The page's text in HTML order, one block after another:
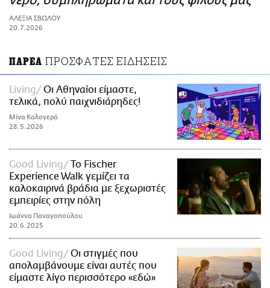
ΑΜΠΑ
PRINT
ΑΛΕΞΙΑ ΣΒΩΛΟΥ
20.7.2026
ΠΑΡΕΑ ΠΡΟΣΦΑΤΕΣ ΕΙΔΗΣΕΙΣ
Living
Οι Αθηναίοι είμαστε,
τελικά, πολύ παιχνιδιάρηδες!
Μίνα Καλογερά
28.5.2026
Good Living
Το Fischer
Experience Walk γεμίζει τα
καλοκαιρινά βράδια με ξεχωριστές
εμπειρίες στην πόλη
Ιωάννα Παναγοπούλου
20.6.2025
Good Living
Οι στιγμές που
απολαμβάνουμε είναι αυτές που
είμαστε λίγο περισσότερο «εδώ»